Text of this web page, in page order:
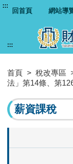
:::
回首頁 網站導
首頁 > 稅改專區
法」第14條、第
:::
薪資課稅